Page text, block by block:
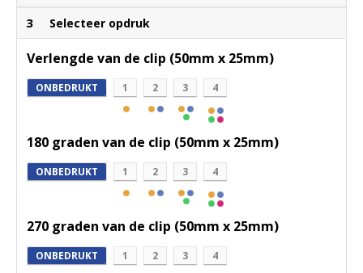
3 Selecteer opdruk
Verlengde van de clip (50mm x 25mm)
ONBEDRUKT 1 2 3 4
180 graden van de clip (50mm x 25mm)
ONBEDRUKT 1 2 3 4
270 graden van de clip (50mm x 25mm)
ONBEDRUKT 1 2 3 4